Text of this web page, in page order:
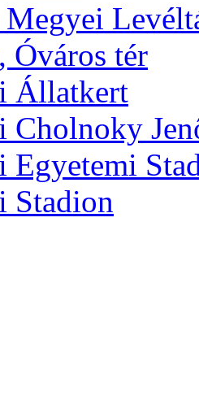
Megyei
Óváros tér
Állatkert
Cholnoky
Egyetemi
Stadion